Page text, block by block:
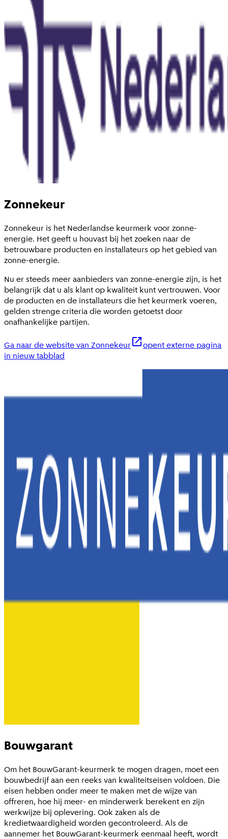
Zonnekeur
Zonnekeur is het Nederlandse keurmerk voor zonne-
energie. Het geeft u houvast bij het zoeken naar de
betrouwbare producten en installateurs op het gebied van
zonne-energie.
Nu er steeds meer aanbieders van zonne-energie zijn, is het
belangrijk dat u als klant op kwaliteit kunt vertrouwen. Voor
de producten en de installateurs die het keurmerk voeren,
gelden strenge criteria die worden getoetst door
onafhankelijke partijen.
Ga naar de website van Zonnekeur
opent externe pagina
in nieuw tabblad
Bouwgarant
Om het BouwGarant-keurmerk te mogen dragen, moet een
bouwbedrijf aan een reeks van kwaliteitseisen voldoen. Die
eisen hebben onder meer te maken met de wijze van
offreren, hoe hij meer- en minderwerk berekent en zijn
werkwijze bij oplevering. Ook zaken als de
kredietwaardigheid worden gecontroleerd. Als de
aannemer het BouwGarant-keurmerk eenmaal heeft, wordt